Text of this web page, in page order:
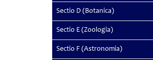
Sectio D (Botanica)
Sectio E (Zoologia)
Sectio F (Astronomia)